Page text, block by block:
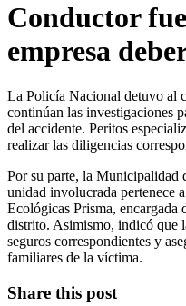
Conductor
empresa
La Policía Nacional detuvo al
continúan las investigaciones
del accidente. Peritos
realizar las diligencias
Por su parte, la Municipalidad
unidad involucrada pertenece
Ecológicas Prisma,
distrito. Asimismo, indicó que
seguros correspondientes y
familiares de la víctima.
Share this post